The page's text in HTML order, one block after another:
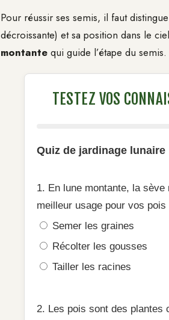
Pour réussir ses semis, il faut
décroissante) et sa position dans le
montante qui guide l’étape du semis.
TESTEZ VOS
Quiz de jardinage lunaire
1. En lune montante, la
meilleur usage pour vos pois
Semer les graines
Récolter les gousses
Tailler les racines
2. Les pois sont des plantes